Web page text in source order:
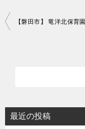
投
シ
【磐田市】 竜洋北保育園
最近の投稿